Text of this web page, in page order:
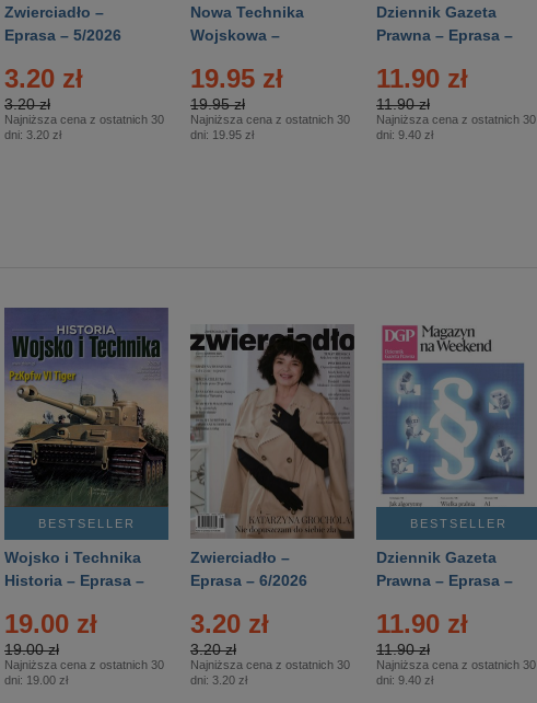
Zwierciadło –
Eprasa – 5/2026
3.20 zł
3.20 zł
Najniższa cena z ostatnich 30
dni: 3.20 zł
Nowa Technika
Wojskowa –
19.95 zł
19.95 zł
Najniższa cena z ostatnich 30
dni: 19.95 zł
Dziennik Gazeta
Prawna – Eprasa –
11.90 zł
11.90 zł
Najniższa cena z ostatnich 30
dni: 9.40 zł
BESTSELLER
Wojsko i Technika
Historia – Eprasa –
19.00 zł
19.00 zł
Najniższa cena z ostatnich 30
dni: 19.00 zł
Zwierciadło –
Eprasa – 6/2026
3.20 zł
3.20 zł
Najniższa cena z ostatnich 30
dni: 3.20 zł
BESTSELLER
Dziennik Gazeta
Prawna – Eprasa –
11.90 zł
11.90 zł
Najniższa cena z ostatnich 30
dni: 9.40 zł